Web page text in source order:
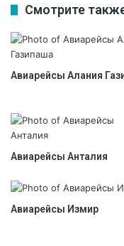
Смотрите
Авиарейсы Алания
Авиарейсы Анталия
Авиарейсы Измир